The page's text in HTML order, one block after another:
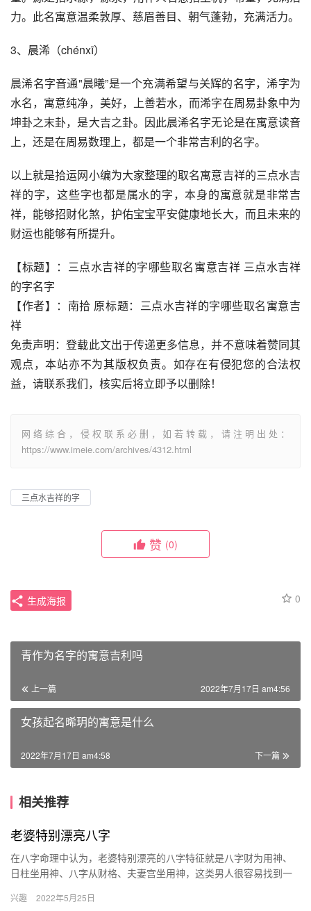
力。此名寓意温柔敦厚、慈眉善目、朝气蓬勃，充满活力。
3、晨浠（chénxī）
晨浠名字音通"晨曦”是一个充满希望与关辉的名字，浠字为
水名，寓意纯净，美好，上善若水，而浠字在周易卦象中为
坤卦之末卦，是大吉之卦。因此晨浠名字无论是在寓意读音
上，还是在周易数理上，都是一个非常吉利的名字。
以上就是拾运网小编为大家整理的取名寓意吉祥的三点水吉
祥的字，这些字也都是属水的字，本身的寓意就是非常吉
祥，能够招财化煞，护佑宝宝平安健康地长大，而且未来的
财运也能够有所提升。
【标题】：三点水吉祥的字哪些取名寓意吉祥 三点水吉祥
的字名字
【作者】：南拾 原标题：三点水吉祥的字哪些取名寓意吉
祥
免责声明：登载此文出于传递更多信息，并不意味着赞同其
观点，本站亦不为其版权负责。如存在有侵犯您的合法权
益，请联系我们，核实后将立即予以删除！
网络综合，侵权联系必删，如若转载，请注明出处：
https://www.imeie.com/archives/4312.html
三点水吉祥的字
赞 (0)
0
生成海报
青作为名字的寓意吉利吗
上一篇 2022年7月17日 am4:56
女孩起名晞玥的寓意是什么
下一篇
2022年7月17日 am4:58
相关推荐
老婆特别漂亮八字
在八字命理中认为，老婆特别漂亮的八字特征就是八字财为用神、
日柱坐用神、八字从财格、夫妻宫坐用神，这类男人很容易找到一
财为…
兴趣 2022年5月25日